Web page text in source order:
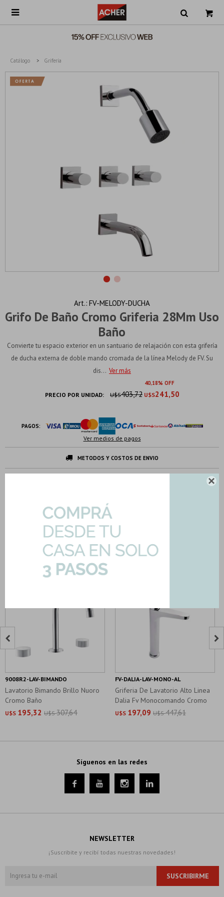


Catálogo Grifería
Grifo De Baño Cromo Griferia 28Mm Uso
Baño
FV-MELODY-DUCHA
Convierte tu espacio exterior en un santuario de relajación con esta grifería
de ducha externa de doble mando cromada de la línea Melody de FV. Su
dis... Ver más
40 18
PRECIO POR UNIDAD: U$S241,50
U$S403,72
PAGOS:
Ver medios de pagos
METODOS Y COSTOS DE ENVIO
Productos que te pueden interesar
Lavatorio Bimando Brillo Nuoro
Cromo Baño
U$S 195,32 U$S 307,64
9008R2-LAV-BIMANDO
Griferia De Lavatorio Alto Linea
Dalia Fv Monocomando Cromo
U$S 197,09 U$S 447,61
FV-DALIA-LAV-MONO-AL
 
Síguenos en las redes
   
NEWSLETTER
¡Suscribite y recibí todas nuestras novedades!
SUSCRIBIRME